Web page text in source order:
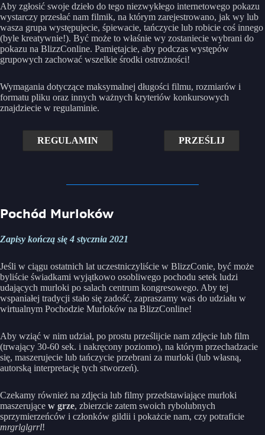
Aby zgłosić swoje dzieło do tego niezwykłego internetowego pokazu
wystarczy przesłać nam filmik, na którym zarejestrowano, jak wy lub
wasza grupa występujecie, śpiewacie, tańczycie lub robicie coś innego
(byle kreatywnie!). Być może to właśnie wy zostaniecie wybrani do
pokazu na BlizzConline. Pamiętajcie, aby podczas występów
grupowych zachować wszelkie środki ostrożności!
Wymagania dotyczące maksymalnej długości filmu, rozmiarów i
formatu pliku oraz innych ważnych kryteriów konkursowych
znajdziecie w regulaminie.
REGULAMIN PRZEŚLIJ
Pochód Murloków
Zapisy kończą się 4 stycznia 2021
Jeśli w ciągu ostatnich lat uczestniczyliście w BlizzConie, być może
byliście świadkami wyjątkowo osobliwego pochodu setek ludzi
udających murloki po salach centrum kongresowego. Aby tej
wspaniałej tradycji stało się zadość, zapraszamy was do udziału w
wirtualnym Pochodzie Murloków na BlizzConline!
Aby wziąć w nim udział, po prostu prześlijcie nam zdjęcie lub film
(trwający 30-60 sek. i nakręcony poziomo), na którym przechadzacie
się, maszerujecie lub tańczycie przebrani za murloki (lub własną,
autorską interpretację tych stworzeń).
Czekamy również na zdjęcia lub filmy przedstawiające murloki
maszerujące w grze, zbierzcie zatem swoich rybolubnych
sprzymierzeńców i członków gildii i pokażcie nam, czy potraficie
mrgrlglgrrl!